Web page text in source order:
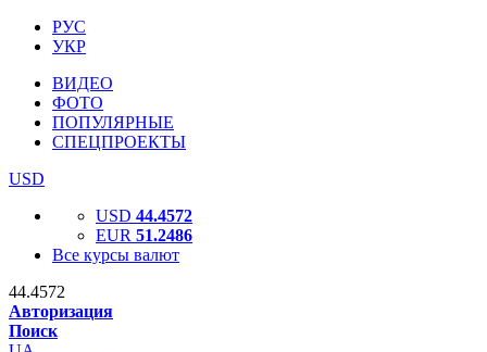
РУС
УКР
ВИДЕО
ФОТО
ПОПУЛЯРНЫЕ
СПЕЦПРОЕКТЫ
USD
USD 44.4572
EUR 51.2486
Все курсы валют
44.4572
Авторизация
Поиск